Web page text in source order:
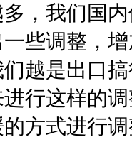
，我们国
些调整，
越是出口
行这样的
方式进行